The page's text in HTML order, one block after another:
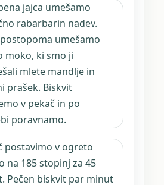
jajca umešamo
rabarbarin nadev.
umešamo
moko, ki smo ji
mlete mandlje in
prašek. Biskvit
v pekač in po
poravnamo.
postavimo v ogreto
na 185 stopinj za 45
Pečen biskvit par minut